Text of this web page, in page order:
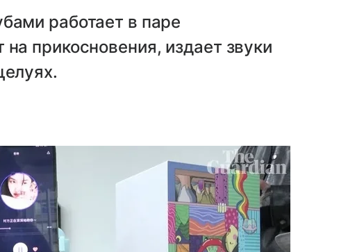
работает в паре
прикосновения, издает звуки